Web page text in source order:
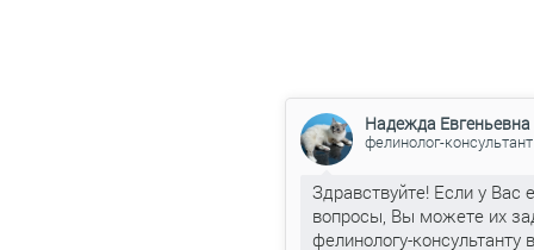
Надежда Евгеньевна
фелинолог-консультант
Здравствуйте! Если у Вас
вопросы, Вы можете их
фелинологу-консультанту в